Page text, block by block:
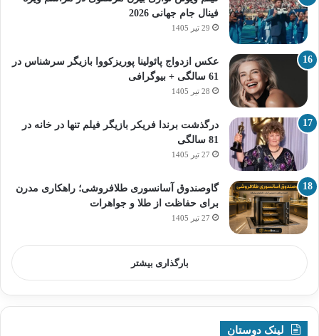
فینال جام جهانی 2026
29 تیر 1405
عکس ازدواج پائولینا پوریزکووا بازیگر سرشناس در
61 سالگی + بیوگرافی
28 تیر 1405
درگذشت برندا فریکر بازیگر فیلم تنها در خانه در
81 سالگی
27 تیر 1405
گاوصندوق آسانسوری طلافروشی؛ راهکاری مدرن
برای حفاظت از طلا و جواهرات
27 تیر 1405
بارگذاری بیشتر
لینک دوستان